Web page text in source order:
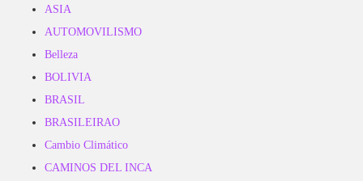
ASIA
AUTOMOVILISMO
Belleza
BOLIVIA
BRASIL
BRASILEIRAO
Cambio Climático
CAMINOS DEL INCA